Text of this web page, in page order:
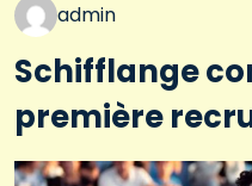
admin
Schifflange
première